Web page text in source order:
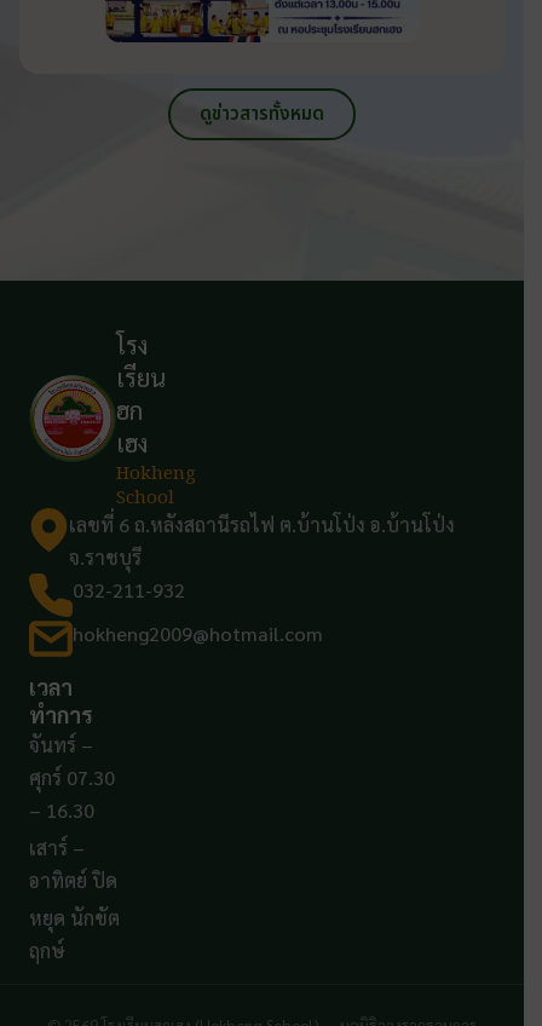
ดูข่าวสารทั้งหมด
โรง
เรียน
ฮก
เฮง
Hokheng
School
เลขที่ 6 ถ.หลังสถานีรถไฟ ต.บ้านโป่ง อ.บ้านโป่ง
จ.ราชบุรี
032-211-932
hokheng2009@hotmail.com
เวลา
ทำการ
จันทร์ –
ศุกร์ 07.30
– 16.30
เสาร์ –
อาทิตย์ ปิด
หยุด นักขัต
ฤกษ์